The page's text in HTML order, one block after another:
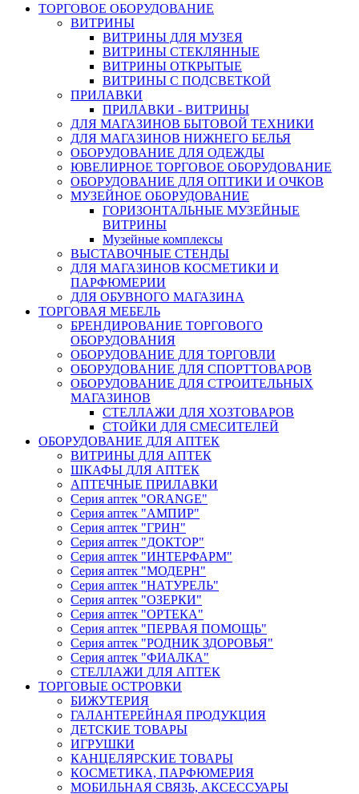
ТОРГОВОЕ ОБОРУДОВАНИЕ
ВИТРИНЫ
ВИТРИНЫ ДЛЯ МУЗЕЯ
ВИТРИНЫ СТЕКЛЯННЫЕ
ВИТРИНЫ ОТКРЫТЫЕ
ВИТРИНЫ С ПОДСВЕТКОЙ
ПРИЛАВКИ
ПРИЛАВКИ - ВИТРИНЫ
ДЛЯ МАГАЗИНОВ БЫТОВОЙ ТЕХНИКИ
ДЛЯ МАГАЗИНОВ НИЖНЕГО БЕЛЬЯ
ОБОРУДОВАНИЕ ДЛЯ ОДЕЖДЫ
ЮВЕЛИРНОЕ ТОРГОВОЕ ОБОРУДОВАНИЕ
ОБОРУДОВАНИЕ ДЛЯ ОПТИКИ И ОЧКОВ
МУЗЕЙНОЕ ОБОРУДОВАНИЕ
ГОРИЗОНТАЛЬНЫЕ МУЗЕЙНЫЕ
ВИТРИНЫ
Музейные комплексы
ВЫСТАВОЧНЫЕ СТЕНДЫ
ДЛЯ МАГАЗИНОВ КОСМЕТИКИ И
ПАРФЮМЕРИИ
ДЛЯ ОБУВНОГО МАГАЗИНА
ТОРГОВАЯ МЕБЕЛЬ
БРЕНДИРОВАНИЕ ТОРГОВОГО
ОБОРУДОВАНИЯ
ОБОРУДОВАНИЕ ДЛЯ ТОРГОВЛИ
ОБОРУДОВАНИЕ ДЛЯ СПОРТТОВАРОВ
ОБОРУДОВАНИЕ ДЛЯ СТРОИТЕЛЬНЫХ
МАГАЗИНОВ
СТЕЛЛАЖИ ДЛЯ ХОЗТОВАРОВ
СТОЙКИ ДЛЯ СМЕСИТЕЛЕЙ
ОБОРУДОВАНИЕ ДЛЯ АПТЕК
ВИТРИНЫ ДЛЯ АПТЕК
ШКАФЫ ДЛЯ АПТЕК
АПТЕЧНЫЕ ПРИЛАВКИ
Серия аптек "ORANGE"
Серия аптек "АМПИР"
Серия аптек "ГРИН"
Серия аптек "ДОКТОР"
Серия аптек "ИНТЕРФАРМ"
Серия аптек "МОДЕРН"
Серия аптек "НАТУРЕЛЬ"
Серия аптек "ОЗЕРКИ"
Серия аптек "ОРТЕКА"
Серия аптек "ПЕРВАЯ ПОМОЩЬ"
Серия аптек "РОДНИК ЗДОРОВЬЯ"
Серия аптек "ФИАЛКА"
СТЕЛЛАЖИ ДЛЯ АПТЕК
ТОРГОВЫЕ ОСТРОВКИ
БИЖУТЕРИЯ
ГАЛАНТЕРЕЙНАЯ ПРОДУКЦИЯ
ДЕТСКИЕ ТОВАРЫ
ИГРУШКИ
КАНЦЕЛЯРСКИЕ ТОВАРЫ
КОСМЕТИКА, ПАРФЮМЕРИЯ
МОБИЛЬНАЯ СВЯЗЬ, АКСЕССУАРЫ